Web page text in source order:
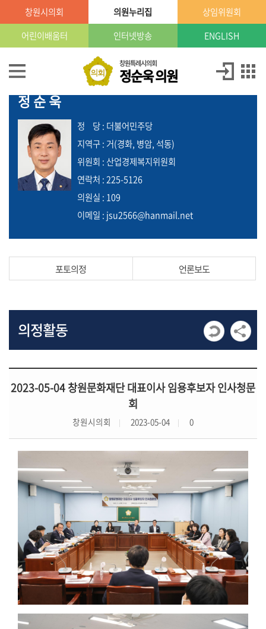
본문으로 바로가기
GNB메뉴 바로가기
창
원
특
례
순
욱
의
원
의
원
소
개
동
발
발
회
의
록
회
영
료
창원특례시의회
정순욱 의원
창원시의회 의원누리집
상임위원회
어린이배움터
인터넷방송 ENGLISH
의원
정순욱
정 당: 더불어민주당
지역구 : 거(경화, 병암, 석동)
위원회 : 산업경제복지위원회
연락처 : 225-5126
의원실 : 109
이메일 : jsu2566@hanmail.net
포토의정 언론보도
의정활동
2023-05-04 창원문화재단 대표이사 임용후보자 인사청문
회
창원시의회 2023-05-04 0